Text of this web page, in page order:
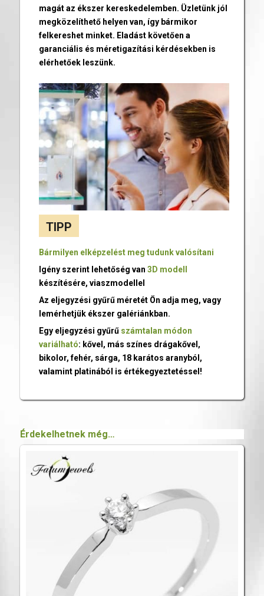
magát az ékszer kereskedelemben. Üzletünk jól
megközelíthető helyen van, így bármikor
felkereshet minket. Eladást követően a
garanciális és méretigazítási kérdésekben is
elérhetőek leszünk.
TIPP
Bármilyen elképzelést meg tudunk valósítani
Igény szerint lehetőség van 3D modell
készítésére, viaszmodellel
Az eljegyzési gyűrű méretét Ön adja meg, vagy
lemérhetjük ékszer galériánkban.
Egy eljegyzési gyűrű számtalan módon
variálható: kővel, más színes drágakővel,
bikolor, fehér, sárga, 18 karátos aranyból,
valamint platinából is értékegyeztetéssel!
Érdekelhetnek még…